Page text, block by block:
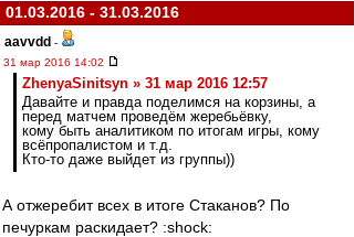
01.03.2016 - 31.03.2016
aavvdd -
31 мар 2016 14:02
ZhenyaSinitsyn » 31 мар 2016 12:57
Давайте и правда поделимся на корзины, а
перед матчем проведём жеребьёвку,
кому быть аналитиком по итогам игры, кому
всёпропалистом и т.д.
Кто-то даже выйдет из группы))
А отжеребит всех в итоге Стаканов? По
печуркам раскидает? :shock: